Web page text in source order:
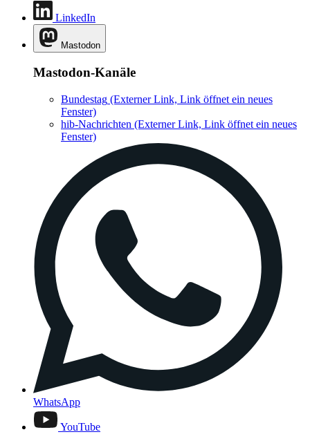
LinkedIn
Mastodon
Mastodon-Kanäle
Bundestag (Externer Link, Link öffnet ein neues
Fenster)
hib-Nachrichten (Externer Link, Link öffnet ein neues
Fenster)
WhatsApp
YouTube